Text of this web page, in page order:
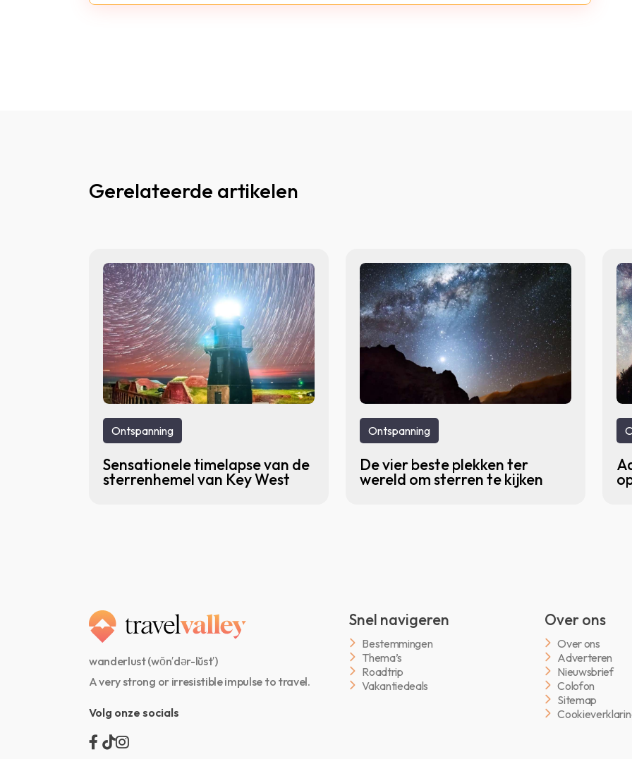
Gerelateerde artikelen
Ontspanning
Sensationele timelapse van de
sterrenhemel van Key West
Ontspanning
De vier beste plekken ter
wereld om sterren te kijken
wanderlust (wŏn′dər-lŭst′)
A very strong or irresistible impulse to travel.
Volg onze socials
Snel navigeren
Bestemmingen
Thema’s
Roadtrip
Vakantiedeals
Over ons
Over ons
Adverteren
Nieuwsbrief
Colofon
Sitemap